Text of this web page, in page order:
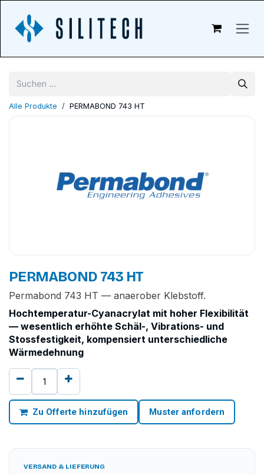
Alle Produkte PERMABOND 743 HT
PERMABOND 743 HT
Permabond 743 HT — anaerober Klebstoff.
Hochtemperatur-Cyanacrylat mit hoher Flexibilität
— wesentlich erhöhte Schäl-, Vibrations- und
Stossfestigkeit, kompensiert unterschiedliche
Wärmedehnung
Zu Offerte hinzufügen Muster anfordern
VERSAND & LIEFERUNG